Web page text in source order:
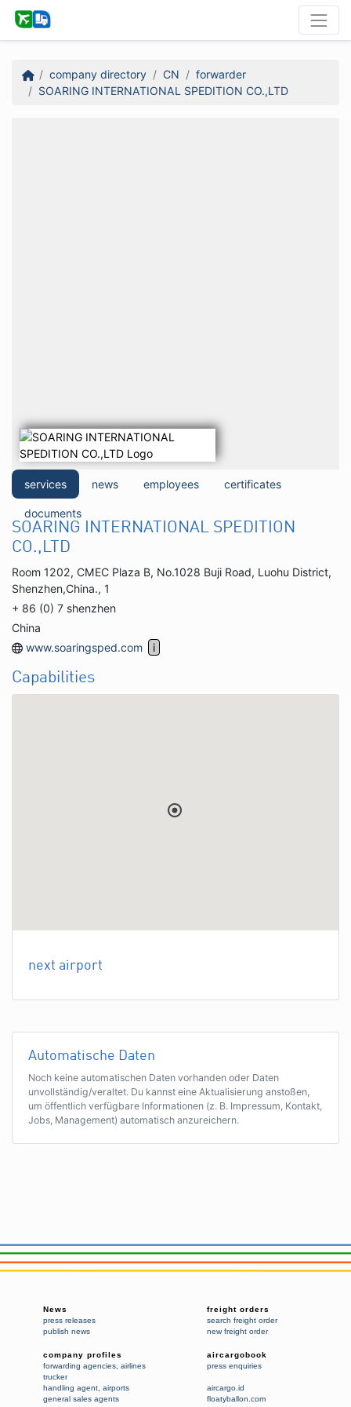
company directory CN
forwarder
SOARING INTERNATIONAL SPEDITION CO.,LTD
services news employees certificates
documents
SOARING INTERNATIONAL SPEDITION
CO.,LTD
Room 1202, CMEC Plaza B, No.1028 Buji Road, Luohu District,
Shenzhen,China., 1
+ 86 (0) 7 shenzhen
China
www.soaringsped.com
Capabilities
next airport
Automatische Daten
Noch keine automatischen Daten vorhanden oder Daten
unvollständig/veraltet. Du kannst eine Aktualisierung anstoßen,
um öffentlich verfügbare Informationen (z. B. Impressum, Kontakt,
Jobs, Management) automatisch anzureichern.
News
press releases
publish news
freight orders
search freight order
new freight order
company profiles
forwarding agencies airlines
trucker
handling agent airports
general sales agents
aircargobook
press enquiries
aircargo.id
floatyballon.com